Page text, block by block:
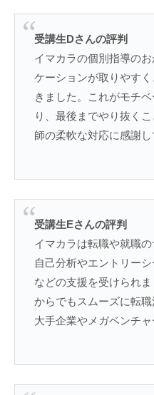
受講生Dさんの評判
イマカラの個別指導の
ケーションが取りやす
きました。これがモチ
り、最後までやり抜く
師の柔軟な対応に感謝
受講生Eさんの評判
イマカラは転職や就職の
自己分析やエントリー
などの支援を受けられ
からでもスムーズに転職
大手企業やメガベンチ